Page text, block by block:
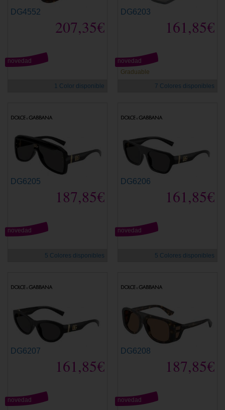
DG4552
207,35€
novedad
1 Color disponible
DG6203
161,85€
Graduable
novedad
7 Colores disponibles
DG6205
187,85€
novedad
5 Colores disponibles
DG6206
161,85€
novedad
5 Colores disponibles
DG6207
161,85€
novedad
DG6208
187,85€
novedad